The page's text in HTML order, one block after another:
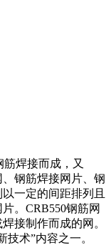
焊接而成，又
钢筋焊接网片、钢
一定的间距排列且
。CRB550钢筋网
接制作而成的网。
技术”内容之一。